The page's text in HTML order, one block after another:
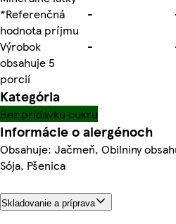
*Referenčná
hodnota príjmu
-
Výrobok
obsahuje 5
porcií
-
Kategória
Bez prídavku cukru
Informácie o alergénoch
Obsahuje: Jačmeň, Obilniny
Sója, Pšenica
Skladovanie a príprava